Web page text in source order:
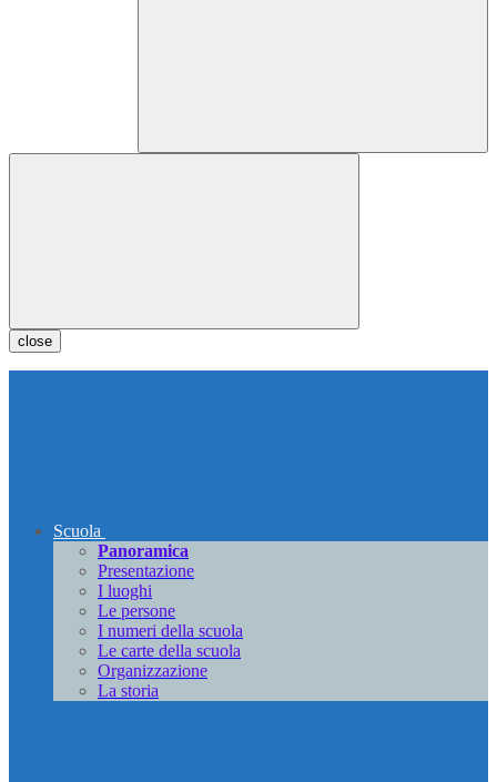
close
Scuola
Panoramica
Presentazione
I luoghi
Le persone
I numeri della scuola
Le carte della scuola
Organizzazione
La storia